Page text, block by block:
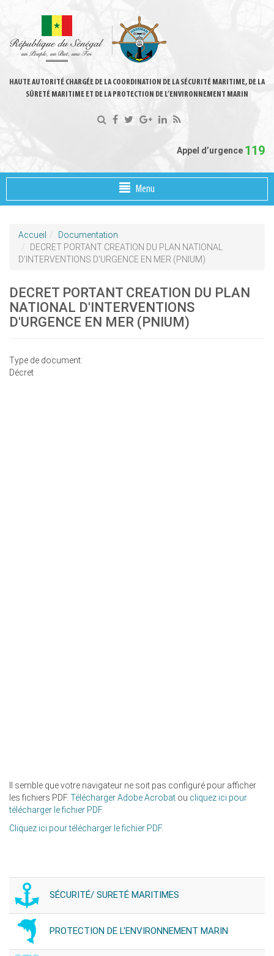
HAUTE AUTORITÉ CHARGÉE DE LA COORDINATION DE LA SÉCURITÉ MARITIME, DE LA
SÛRETÉ MARITIME ET DE LA PROTECTION DE L’ENVIRONNEMENT MARIN
Appel d’urgence 119
Menu
Accueil
Documentation
DECRET PORTANT CREATION DU PLAN NATIONAL
D'INTERVENTIONS D'URGENCE EN MER (PNIUM)
DECRET PORTANT CREATION DU PLAN
NATIONAL D'INTERVENTIONS
D'URGENCE EN MER (PNIUM)
Type de document:
Décret
Il semble que votre navigateur ne soit pas configuré pour afficher
les fichiers PDF. Télécharger Adobe Acrobat ou cliquez ici pour
télécharger le fichier PDF.
Cliquez ici pour télécharger le fichier PDF.
SÉCURITÉ/ SURETÉ MARITIMES
PROTECTION DE L'ENVIRONNEMENT MARIN